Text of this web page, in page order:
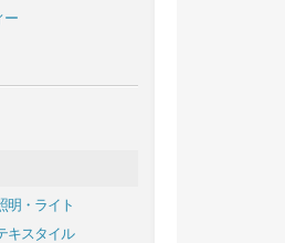
ー
明・ライト
キスタイル